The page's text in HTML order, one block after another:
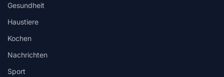
Gesundheit
Haustiere
Kochen
Nachrichten
Sport